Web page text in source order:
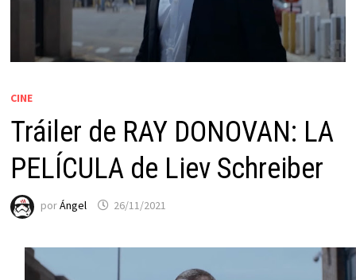
CINE
Tráiler de RAY DONOVAN: LA
PELÍCULA de Liev Schreiber
porÁngel 26/11/2021